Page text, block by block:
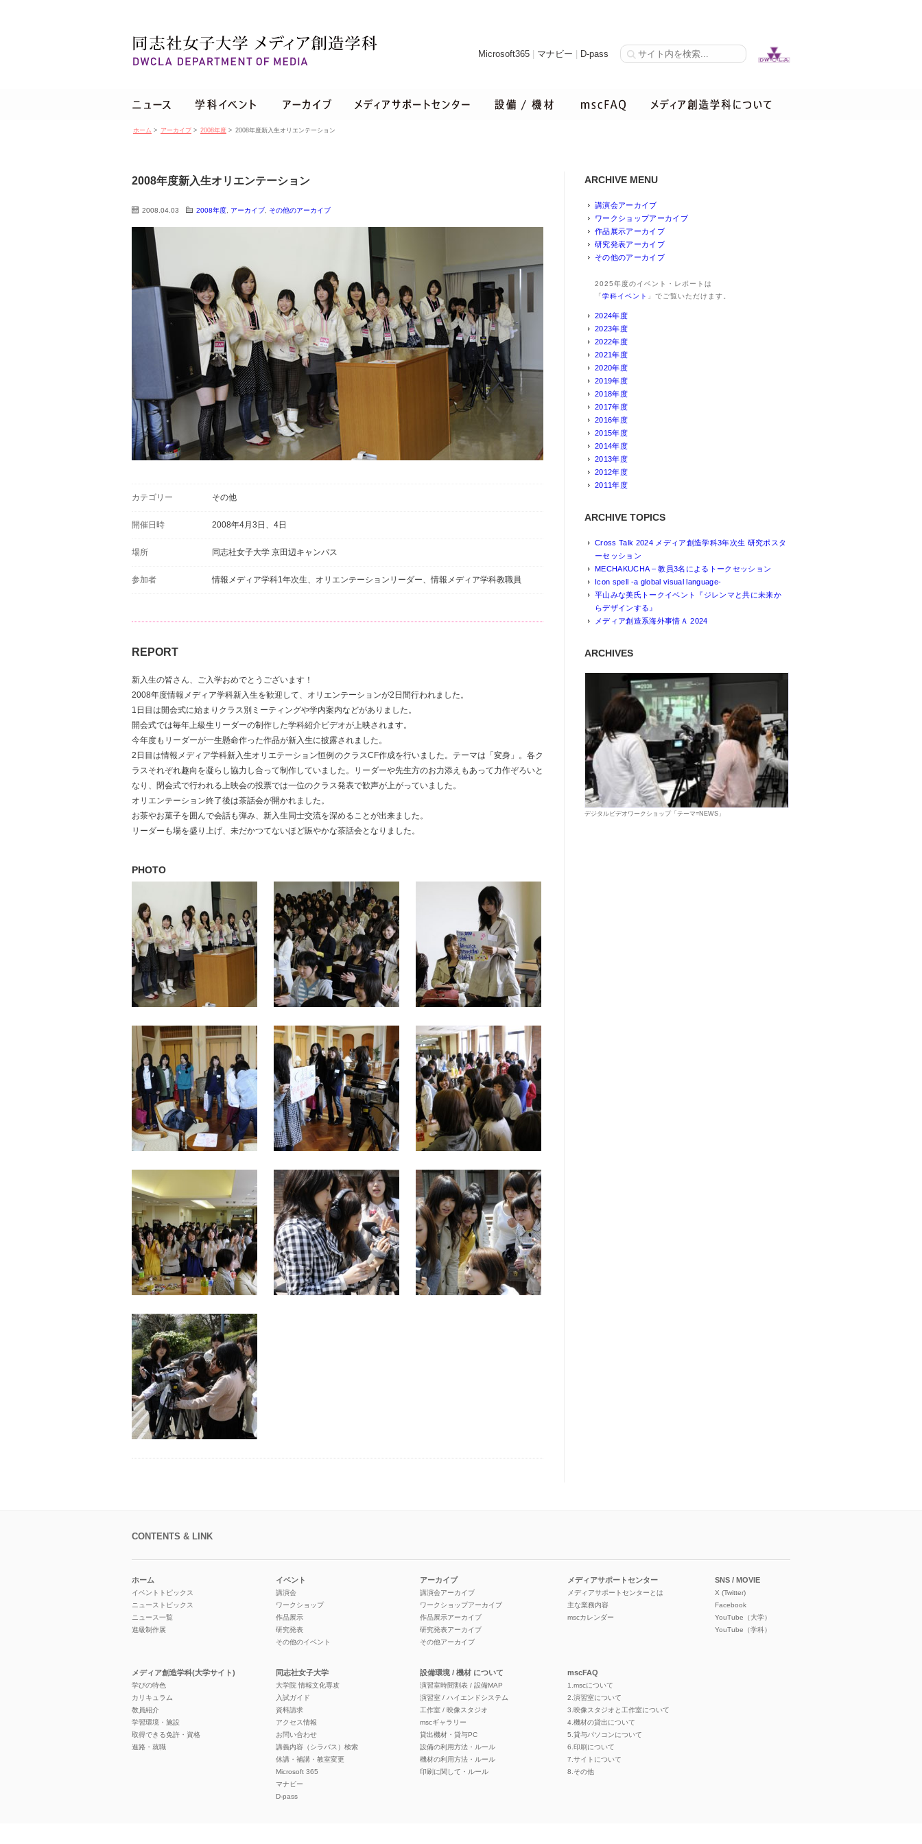
Microsoft365 マナビー D-pass
ホーム > アーカイブ > 2008年度 > 2008年度新入生オリエンテーション
2008年度新入生オリエンテーション
2008.04.03 2008年度 アーカイブ その他のアーカイブ
カテゴリー その他
開催日時 2008年4月3日、4日
場所 同志社女子大学 京田辺キャンパス
参加者 情報メディア学科1年次生、オリエンテーションリーダー、情報メディア学科教職員
REPORT
新入生の皆さん、ご入学おめでとうございます！
2008年度情報メディア学科新入生を歓迎して、オリエンテーションが2日間行われました。
1日目は開会式に始まりクラス別ミーティングや学内案内などがありました。
開会式では毎年上級生リーダーの制作した学科紹介ビデオが上映されます。
今年度もリーダーが一生懸命作った作品が新入生に披露されました。
2日目は情報メディア学科新入生オリエテーション恒例のクラスCF作成を行いました。テーマは「変身」。各ク
ラスそれぞれ趣向を凝らし協力し合って制作していました。リーダーや先生方のお力添えもあって力作ぞろいと
なり、閉会式で行われる上映会の投票では一位のクラス発表で歓声が上がっていました。
オリエンテーション終了後は茶話会が開かれました。
お茶やお菓子を囲んで会話も弾み、新入生同士交流を深めることが出来ました。
リーダーも場を盛り上げ、未だかつてないほど賑やかな茶話会となりました。
PHOTO
ARCHIVE MENU
講演会アーカイブ
ワークショップアーカイブ
作品展示アーカイブ
研究発表アーカイブ
その他のアーカイブ
2025年度のイベント・レポートは
「学科イベント 」でご覧いただけます。
2024年度
2023年度
2022年度
2021年度
2020年度
2019年度
2018年度
2017年度
2016年度
2015年度
2014年度
2013年度
2012年度
2011年度
ARCHIVE TOPICS
Cross Talk 2024 メディア創造学科3年次生 研究ポスタ
ーセッション
MECHAKUCHA – 教員3名によるトークセッション
Icon spell -a global visual language-
平山みな美氏トークイベント『ジレンマと共に未来か
らデザインする』
メディア創造系海外事情Ａ 2024
ARCHIVES
デジタルビデオワークショップ「テーマ=NEWS」
CONTENTS & LINK
ホーム
イベントトピックス
ニューストピックス
ニュース一覧
進級制作展
イベント
講演会
ワークショップ
作品展示
研究発表
その他のイベント
アーカイブ
講演会アーカイブ
ワークショップアーカイブ
作品展示アーカイブ
研究発表アーカイブ
その他アーカイブ
メディアサポートセンター
メディアサポートセンターとは
主な業務内容
mscカレンダー
SNS / MOVIE
X (Twitter)
Facebook
YouTube（大学）
YouTube（学科）
メディア創造学科(大学サイト)
学びの特色
カリキュラム
教員紹介
学習環境・施設
取得できる免許・資格
進路・就職
同志社女子大学
大学院 情報文化専攻
入試ガイド
資料請求
アクセス情報
お問い合わせ
講義内容（シラバス）検索
休講・補講・教室変更
Microsoft 365
マナビー
D-pass
設備環境 / 機材 について
演習室時間割表 / 設備MAP
演習室 / ハイエンドシステム
工作室 / 映像スタジオ
mscギャラリー
貸出機材・貸与PC
設備の利用方法・ルール
機材の利用方法・ルール
印刷に関して・ルール
mscFAQ
1.mscについて
2.演習室について
3.映像スタジオと工作室について
4.機材の貸出について
5.貸与パソコンについて
6.印刷について
7.サイトについて
8.その他